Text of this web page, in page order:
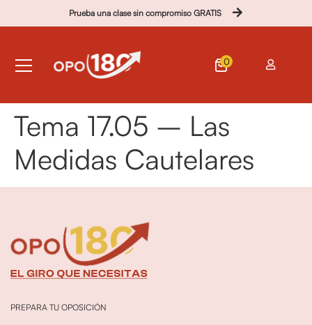
Prueba una clase sin compromiso GRATIS
0
Tema 17.05 – Las
Medidas Cautelares
PREPARA TU OPOSICIÓN